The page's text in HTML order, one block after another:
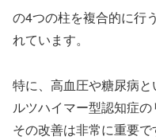
の4つの柱を複合的に行
れています。
特に、高血圧や糖尿病
ルツハイマー型認知症の
その改善は非常に重要で